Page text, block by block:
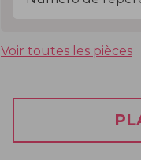
Voir toutes les pièces